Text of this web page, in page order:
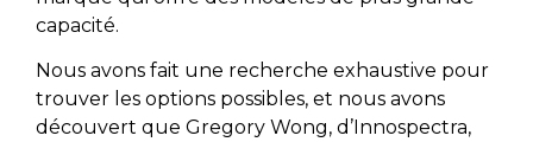
capacité.
Nous avons fait une recherche exhaustive pour
trouver les options possibles, et nous avons
découvert que Gregory Wong, d’Innospectra,